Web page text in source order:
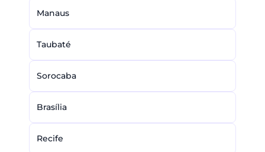
Manaus
Taubaté
Sorocaba
Brasília
Recife